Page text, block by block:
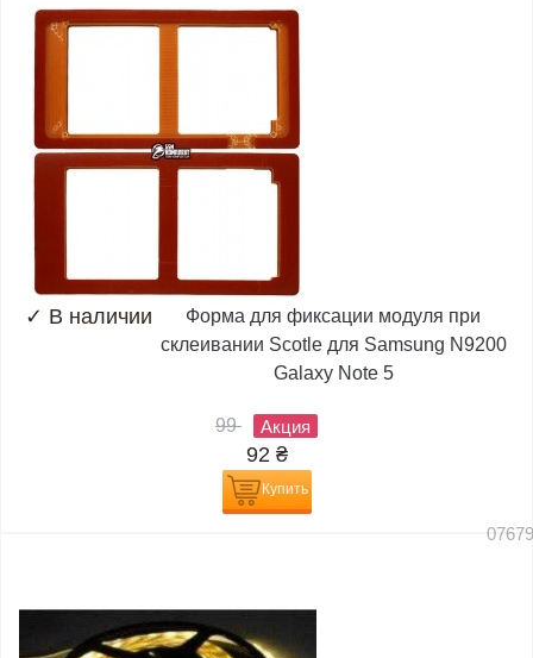
✓ В наличии
Форма для фиксации модуля при
склеивании Scotle для Samsung N9200
Galaxy Note 5
99 Акция
92 ₴
Купить